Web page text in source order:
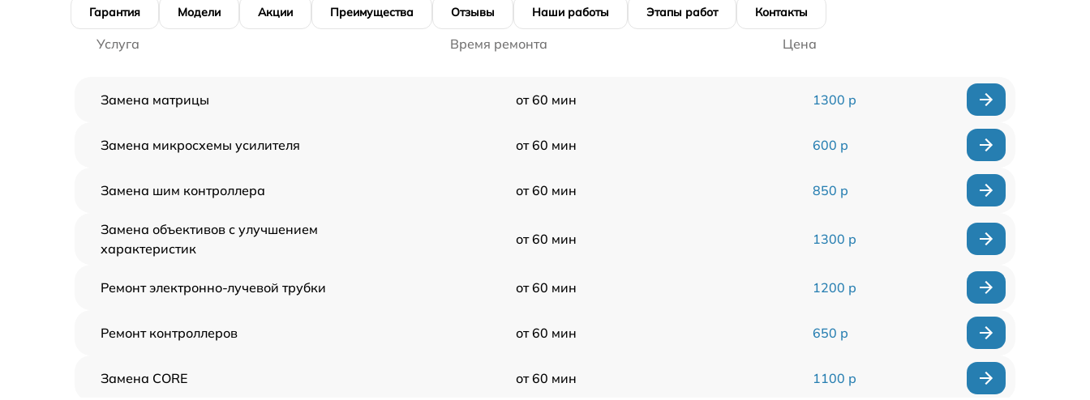
Гарантия Модели Акции Преимущества Отзывы Наши работы Этапы работ Контакты
Услуга Время ремонта Цена
Замена матрицы от 60 мин 1300 р
Замена микросхемы усилителя от 60 мин 600 р
Замена шим контроллера от 60 мин 850 р
Замена объективов с улучшением
характеристик
от 60 мин 1300 р
Ремонт электронно-лучевой трубки от 60 мин 1200 р
Ремонт контроллеров от 60 мин 650 р
Замена CORE от 60 мин 1100 р